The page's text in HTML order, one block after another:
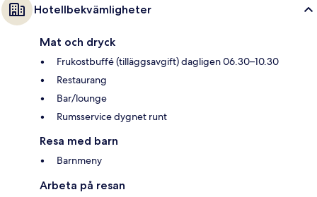
Hotellbekvämligheter
Mat och dryck
Frukostbuffé (tilläggsavgift) dagligen 06.30–10.30
Restaurang
Bar/lounge
Rumsservice dygnet runt
Resa med barn
Barnmeny
Arbeta på resan